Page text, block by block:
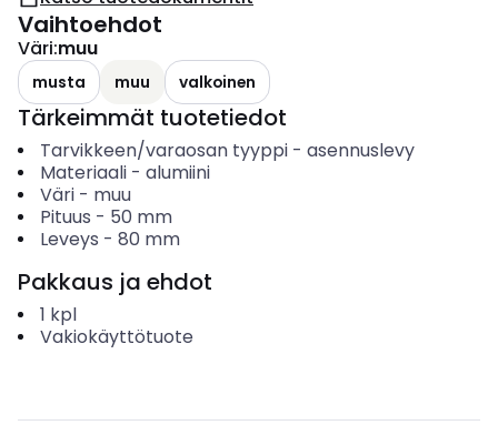
Vaihtoehdot
Väri:muu
musta muu valkoinen
Tärkeimmät tuotetiedot
Tarvikkeen/varaosan tyyppi- asennuslevy
Materiaali- alumiini
Väri- muu
Pituus - 50 mm
Leveys - 80 mm
Pakkaus ja ehdot
1 kpl
Vakiokäyttötuote